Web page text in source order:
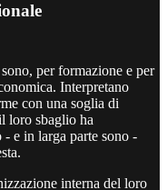
per formazione e per
Interpretano
con una soglia di
loro sbaglio ha
e in larga parte sono -
interna del loro